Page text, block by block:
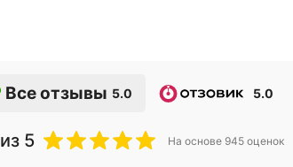
Все отзывы 5.0 5.0
из 5 На основе 945 оценок